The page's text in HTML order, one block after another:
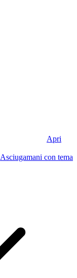
Apri
Asciugamani con tema